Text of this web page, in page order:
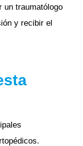
un traumatólogo
y recibir el